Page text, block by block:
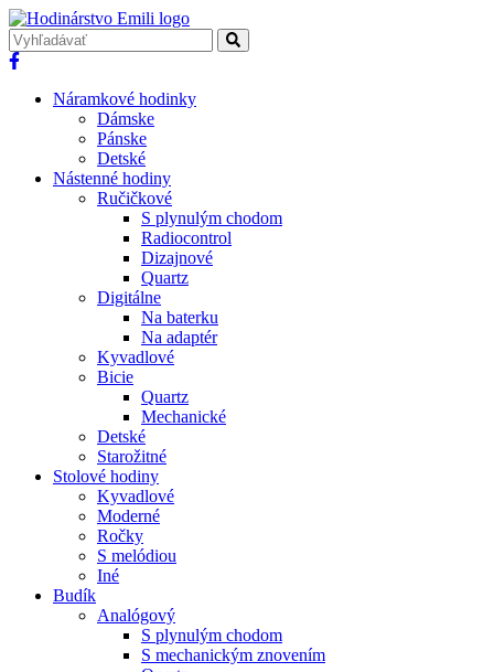
Náramkové hodinky
Dámske
Pánske
Detské
Nástenné hodiny
Ručičkové
S plynulým chodom
Radiocontrol
Dizajnové
Quartz
Digitálne
Na baterku
Na adaptér
Kyvadlové
Bicie
Quartz
Mechanické
Detské
Starožitné
Stolové hodiny
Kyvadlové
Moderné
Ročky
S melódiou
Iné
Budík
Analógový
S plynulým chodom
S mechanickým znovením